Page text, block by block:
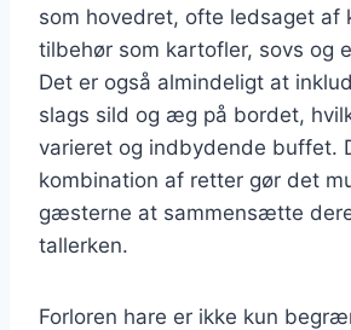
som hovedret, ofte ledsaget af
tilbehør som kartofler, sovs og
Det er også almindeligt at
slags sild og æg på bordet,
varieret og indbydende buffet.
kombination af retter gør det
gæsterne at sammensætte
tallerken.
Forloren hare er ikke kun